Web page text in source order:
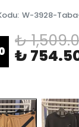
: W-3928-
₺
₺